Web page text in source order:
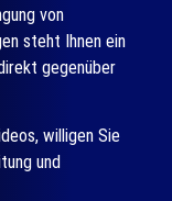
von
steht Ihnen ein
gegenüber
willigen Sie
und